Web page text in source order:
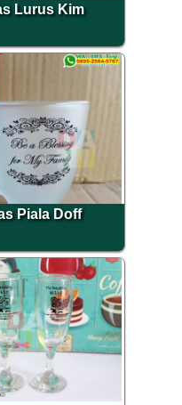
Lurus Kim
Piala Doff